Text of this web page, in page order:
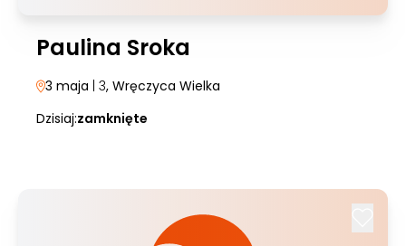
Paulina Sroka
3 maja | 3, Wręczyca Wielka
Dzisiaj:zamknięte